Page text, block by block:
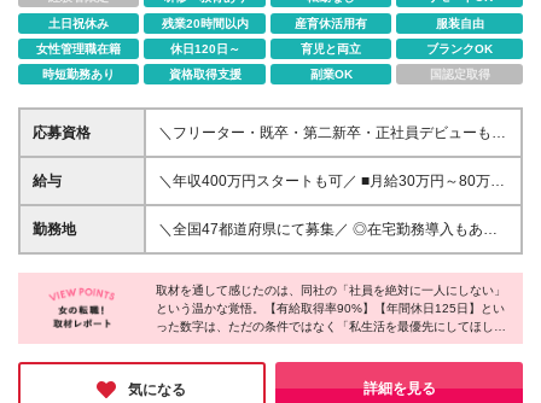
土日祝休み
残業20時間以内 産育休活用有
服装自由
女性管理職在籍
休日120日～ 育児と両立
ブランクOK
時短勤務あり
資格取得支援 副業OK 国認定取得
応募資格
＼フリーター・既卒・第二新卒・正社員デビューも大
歓迎！ブランクOK／ ◎未経験OK ◎学歴不問 ＜当社
の採用の特徴＞ ★入社前の経験・スキルはゼロでOK
中心に活躍中 ★外国籍の方も応募可能です！ 【ハン
ディキャップをお持ちの方もご活躍いただけます】
備に努めています。 オフィスは完全バリアフリー
（エレベーター・多目的トイレ完備）となっており、
車いすでの移動もスムーズです。また、通院のための
給与
＼年収400万円スタートも可／ ■月給30万円～80万円
＋各種手当（経験者） ■月給26万2000円～36万円＋
各種手当（未経験者／首都圏） ※未経験の場合、首都
す。超過分は別途支給します ※試用期間6ヵ月あり
（雇用形態、給与、待遇等は同じです）
勤務地
＼全国47都道府県にて募集／ ◎在宅勤務導入もあり
◎転勤なし／直行直帰OK 希望するエリアのプロジェ
クトをご担当いただきます。 「自宅から通いたい」
など、希望を教えてください！ 【プロジェクト先】※
大阪、東京、名古屋、福岡、広島、仙台を中心に各地
で積極採用中！ 関西・関東・東海・九州・仙台を中
心に47都道府県で勤務可能 【大阪本社】 大阪府大阪
市中央区淡路町4丁目2番13号アーバンネット御堂筋
取材を通して感じたのは、同社の「社員を絶対に一人にしない」
という温かな覚悟。【有給取得率90%】【年間休日125日】とい
った数字は、ただの条件ではなく「私生活を最優先にしてほし
い」というメッセージ。最初は条件目当てでも、手厚いフォロー
の中で無理なくスキルが身につき、気づけば定着率95%の居心地
の良さに魅了されるはず。頑張りすぎず、自分らしく働きたい方
に心からお勧めしたい環境です！
気になる 詳細を見る